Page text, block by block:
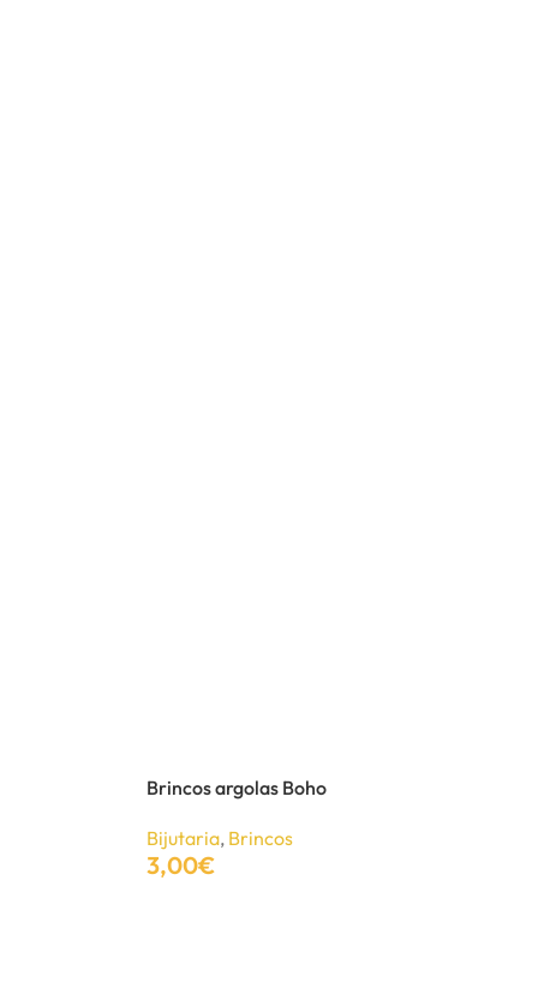
Brincos argolas Boho
Bijutaria, Brincos
3,00€